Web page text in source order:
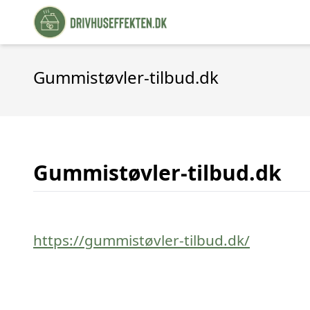
Gummistøvler-tilbud.dk
Gummistøvler-tilbud.dk
https://gummistøvler-tilbud.dk/